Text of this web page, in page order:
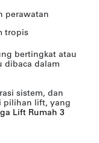
perawatan
tropis
bertingkat atau
dibaca dalam
sistem, dan
pilihan lift, yang
Lift Rumah 3